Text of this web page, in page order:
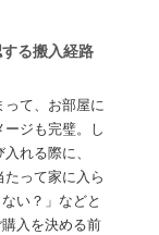
る搬入経路
って、お部屋に
ージも完璧。し
れる際に、
たって家に入ら
い？」などと
入を決める前